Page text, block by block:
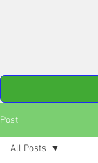
Post
All Posts